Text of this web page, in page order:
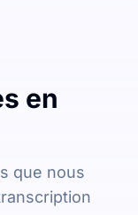
en
que nous